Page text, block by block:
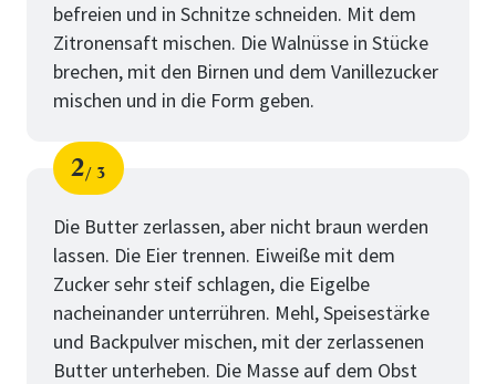
befreien und in Schnitze schneiden. Mit dem
Zitronensaft mischen. Die Walnüsse in Stücke
brechen, mit den Birnen und dem Vanillezucker
mischen und in die Form geben.
Schritt
2
von
3
Die Butter zerlassen, aber nicht braun werden
lassen. Die Eier trennen. Eiweiße mit dem
Zucker sehr steif schlagen, die Eigelbe
nacheinander unterrühren. Mehl, Speisestärke
und Backpulver mischen, mit der zerlassenen
Butter unterheben. Die Masse auf dem Obst